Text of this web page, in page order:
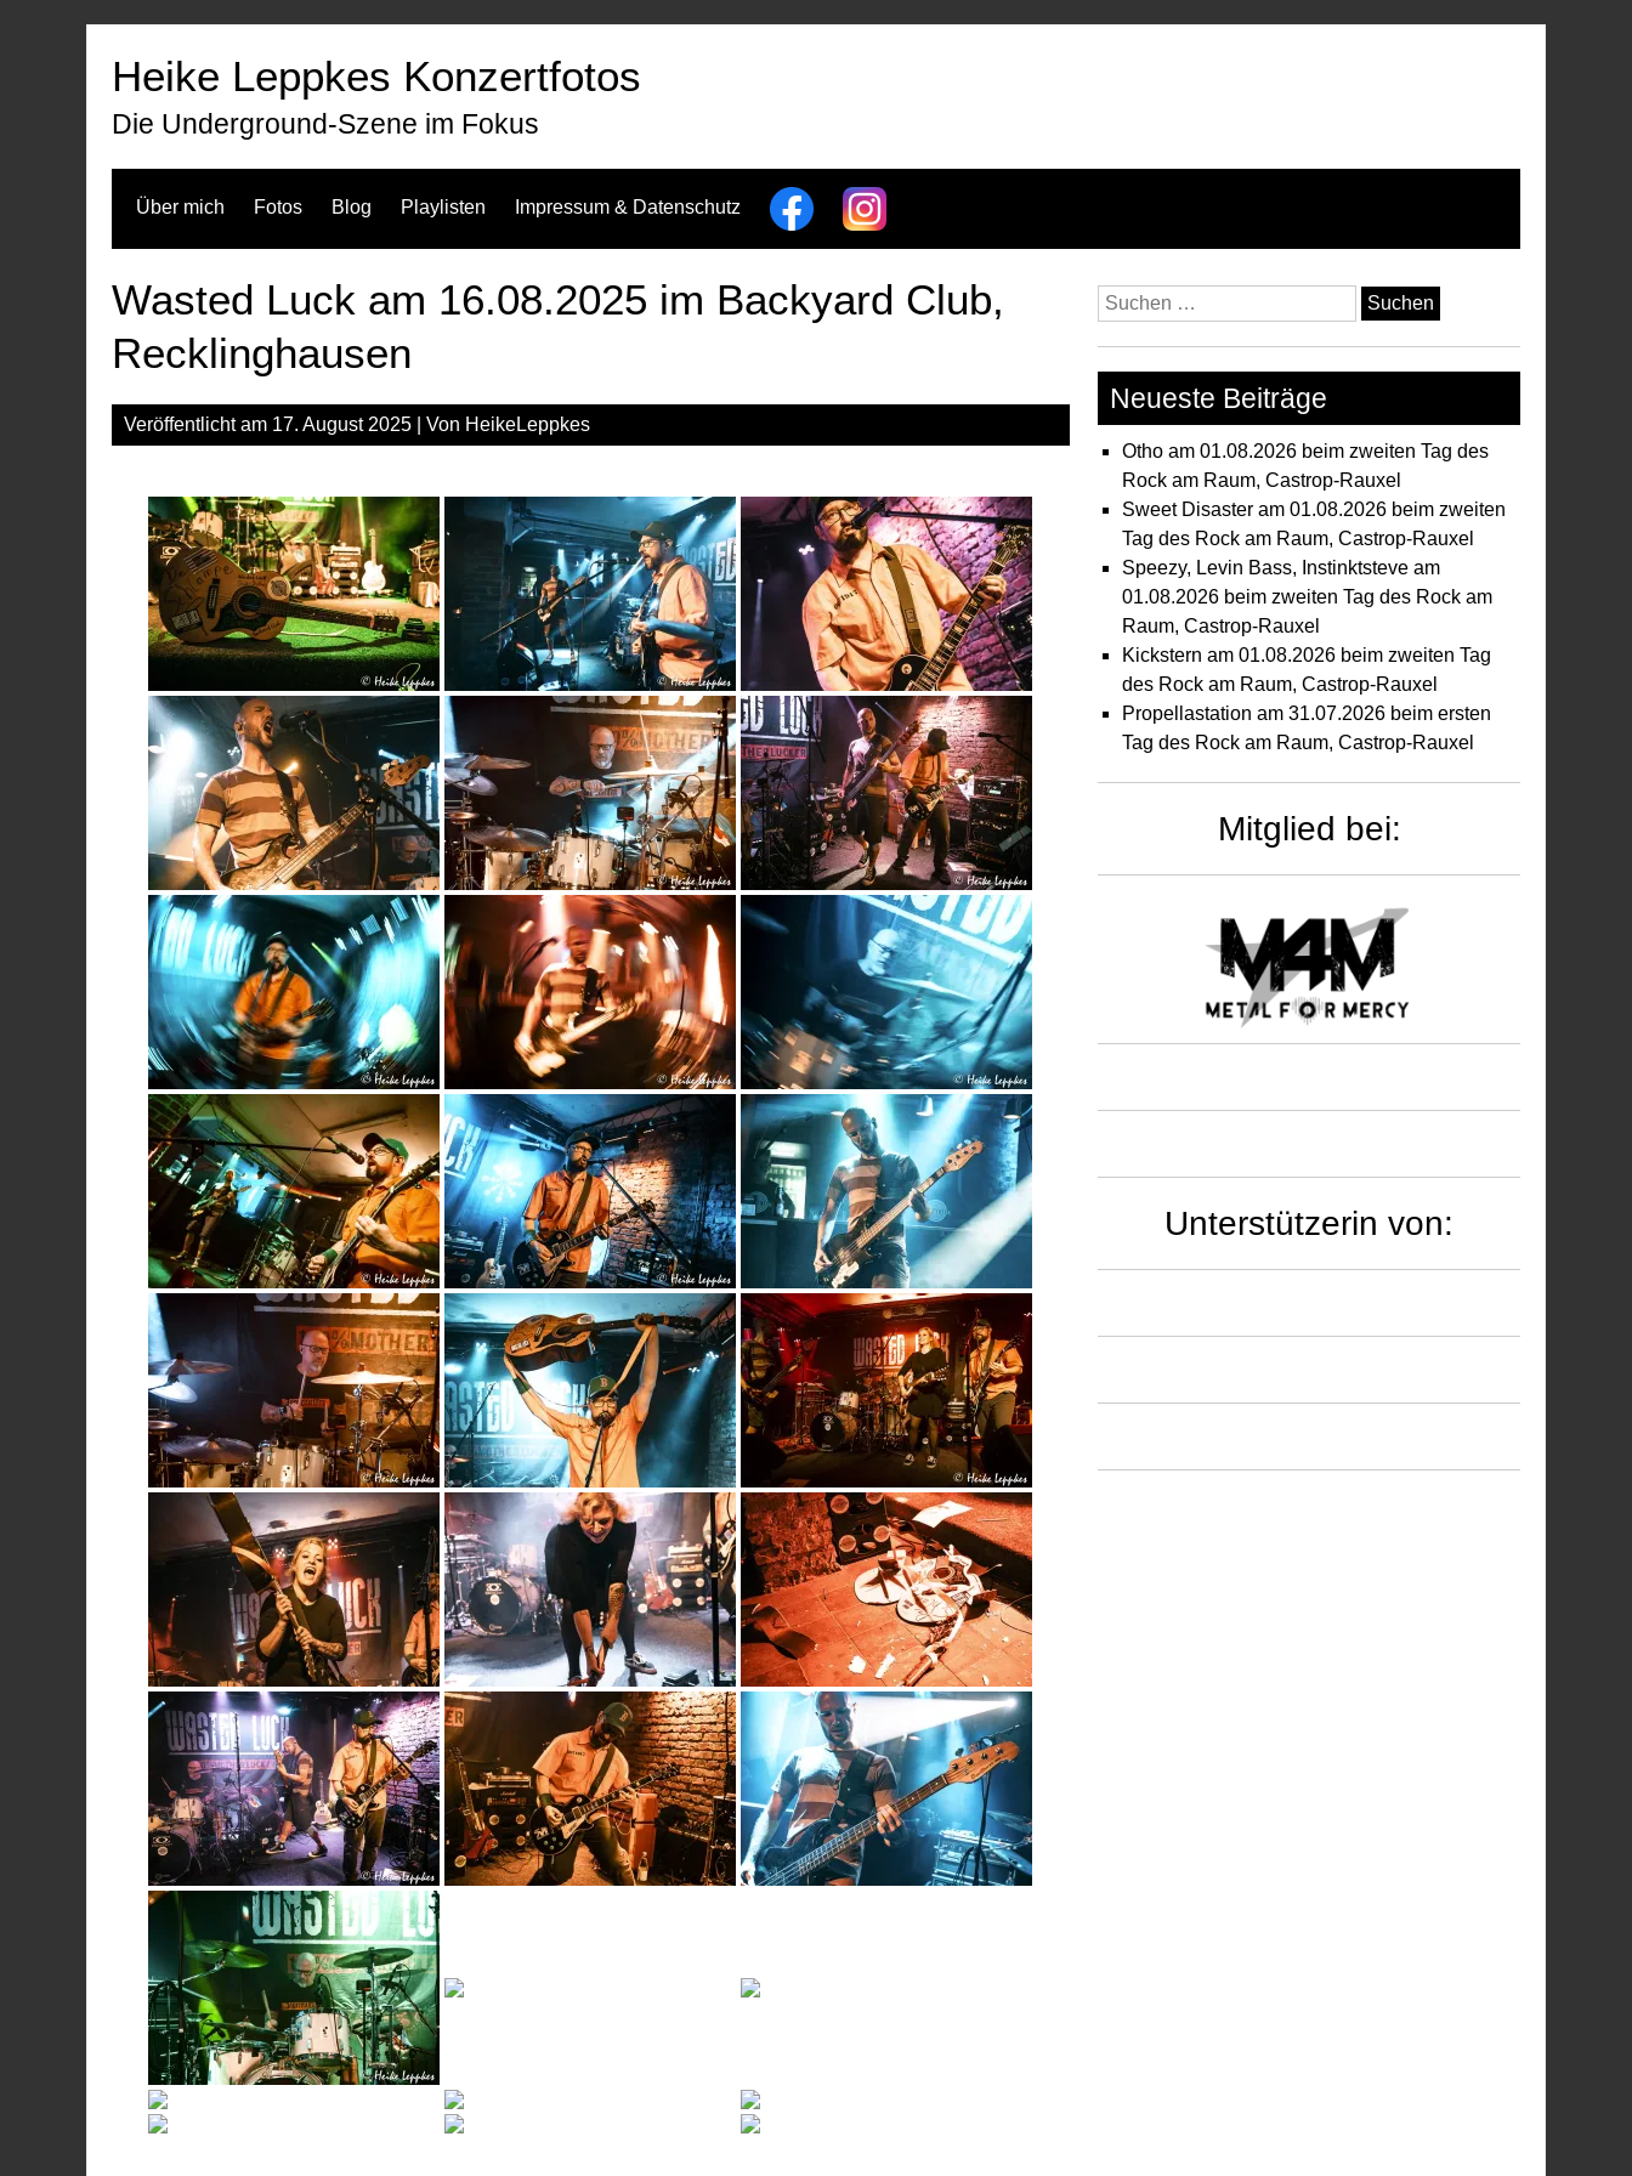
Heike Leppkes Konzertfotos
Die Underground-Szene im Fokus
Über mich Fotos Blog Playlisten Impressum & Datenschutz
Wasted Luck am 16.08.2025 im Backyard Club,
Recklinghausen
Veröffentlicht am 17. August 2025 | Von HeikeLeppkes
Suchen
nach:
Neueste Beiträge
Otho am 01.08.2026 beim zweiten Tag des
Rock am Raum, Castrop-Rauxel
Sweet Disaster am 01.08.2026 beim zweiten
Tag des Rock am Raum, Castrop-Rauxel
Speezy, Levin Bass, Instinktsteve am
01.08.2026 beim zweiten Tag des Rock am
Raum, Castrop-Rauxel
Kickstern am 01.08.2026 beim zweiten Tag
des Rock am Raum, Castrop-Rauxel
Propellastation am 31.07.2026 beim ersten
Tag des Rock am Raum, Castrop-Rauxel
Mitglied bei:
Unterstützerin von: